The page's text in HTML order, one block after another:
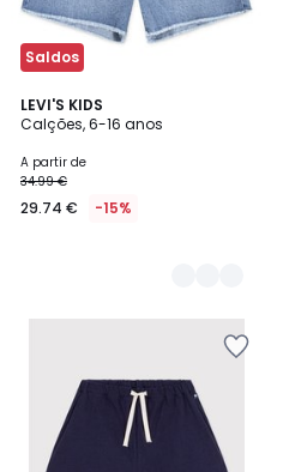
Saldos
LEVI'S KIDS
Calções, 6-16 anos
A partir de
34.99 €
29.74 € -15%
2
Cores